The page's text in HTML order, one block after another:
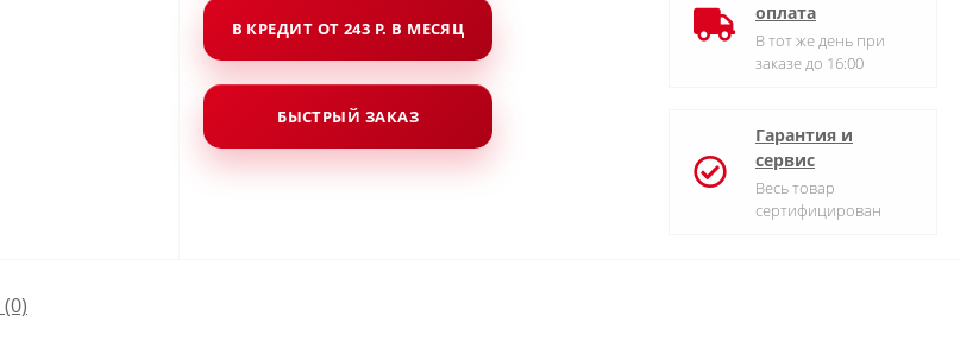
В КРЕДИТ ОТ 243 Р. В МЕСЯЦ
БЫСТРЫЙ ЗАКАЗ
оплата
В тот же день при
заказе до 16:00
Гарантия и
сервис
Весь товар
сертифицирован
(0)